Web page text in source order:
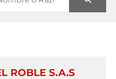
ROBLE S.A.S